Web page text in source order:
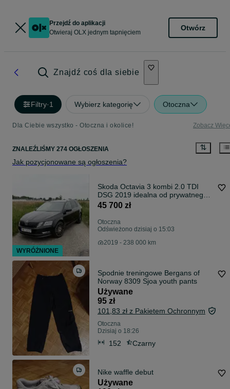
Przejdź do aplikacji
Otwieraj OLX jednym tapnięciem
Otwórz
Znajdź coś dla siebie
Filtry·1 Wybierz kategorię Otoczna
Dla Ciebie wszystko - Otoczna i okolice! Zobacz
ZNALEŹLIŚMY 274 OGŁOSZENIA
Jak pozycjonowane są ogłoszenia?
Skoda Octavia 3 kombi 2.0 TDI
DSG 2019 idealna od prywatnego
właściciela
45 700 zł
Otoczna
Odświeżono dzisiaj o 15:03
2019 - 238 000 km
Spodnie treningowe Bergans of
Norway 8309 Sjoa youth pants
Używane
95 zł
101,83 zł z Pakietem Ochronnym
Otoczna
Dzisiaj o 18:26
152 Czarny
Nike waffle debut
Używane
WYRÓŻNIONE